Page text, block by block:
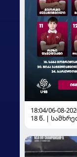
18:04/06-08-
18 წ. |